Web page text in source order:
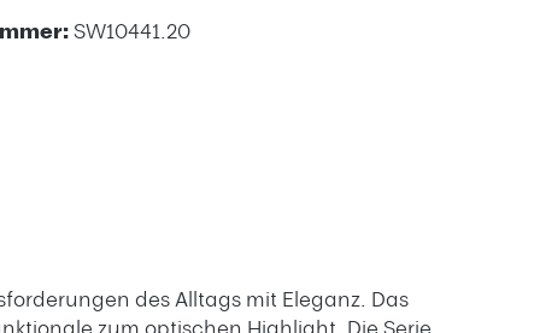
SW10441.20
des Alltags mit Eleganz. Das
zum optischen Highlight. Die Serie